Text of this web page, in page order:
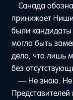
Санада
принижает
были
могла быть
дело, что лишь
без
— Не знаю. Не